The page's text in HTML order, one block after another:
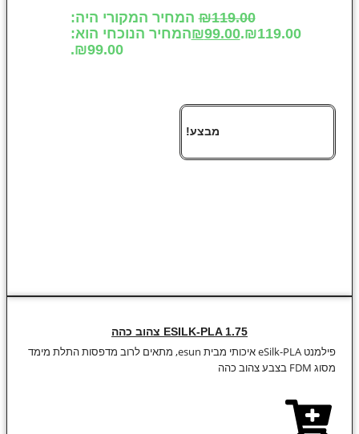
₪119.00
המחיר המקורי היה:
₪119.00.
₪99.00
המחיר הנוכחי הוא:
₪99.00.
מבצע!
ESILK-PLA 1.75 צהוב כהה
פילמנט eSilk-PLA איכותי מבית esun, מתאים לרוב מדפסות התלת מימד
מסוג FDM בצבע צהוב כהה